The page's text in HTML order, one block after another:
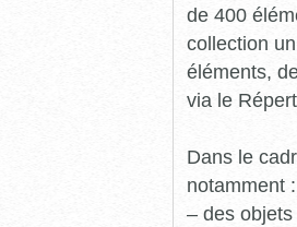
de 400
collection
éléments,
via le
Dans le
notamment :
– des